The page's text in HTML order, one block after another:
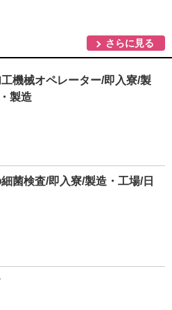
さらに見る
機械オペレーター/即入寮/製
製造
菌検査/即入寮/製造・工場/日